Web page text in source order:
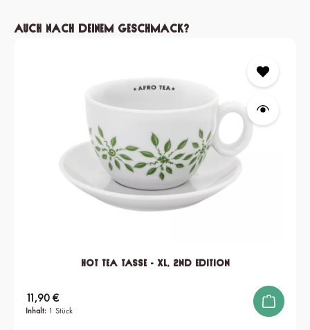
Produktgalerie überspringen
Auch nach deinem Geschmack?
Hot Tea Tasse - XL, 2nd edition
Inhalt: 1 Stück
Regulärer Preis:
11,90 €